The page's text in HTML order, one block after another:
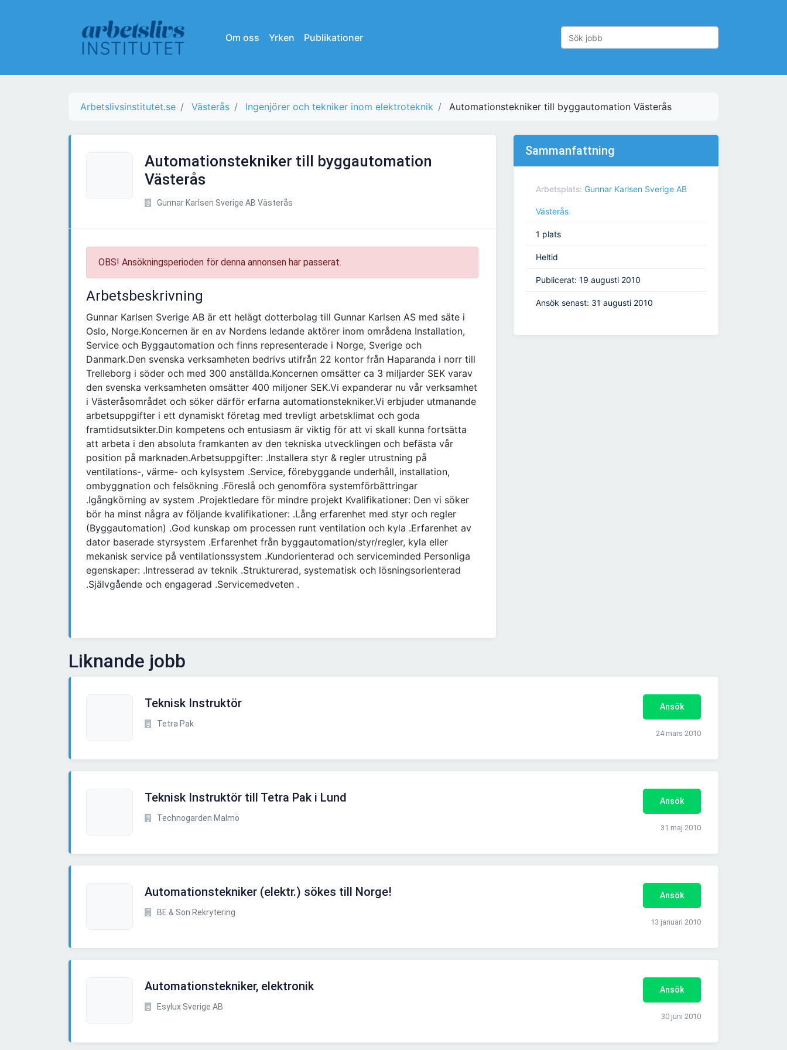
Om oss Yrken Publikationer
Arbetslivsinstitutet.se Västerås Ingenjörer och tekniker inom elektroteknik Automationstekniker till byggautomation Västerås
Automationstekniker till byggautomation
Västerås
Gunnar Karlsen Sverige AB Västerås
OBS! Ansökningsperioden för denna annonsen har passerat.
Arbetsbeskrivning
Gunnar Karlsen Sverige AB är ett helägt dotterbolag till Gunnar Karlsen AS med säte i
Oslo, Norge.Koncernen är en av Nordens ledande aktörer inom områdena Installation,
Service och Byggautomation och finns representerade i Norge, Sverige och
Danmark.Den svenska verksamheten bedrivs utifrån 22 kontor från Haparanda i norr till
Trelleborg i söder och med 300 anställda.Koncernen omsätter ca 3 miljarder SEK varav
den svenska verksamheten omsätter 400 miljoner SEK.Vi expanderar nu vår verksamhet
i Västeråsområdet och söker därför erfarna automationstekniker.Vi erbjuder utmanande
arbetsuppgifter i ett dynamiskt företag med trevligt arbetsklimat och goda
framtidsutsikter.Din kompetens och entusiasm är viktig för att vi skall kunna fortsätta
att arbeta i den absoluta framkanten av den tekniska utvecklingen och befästa vår
position på marknaden.Arbetsuppgifter: .Installera styr & regler utrustning på
ventilations-, värme- och kylsystem .Service, förebyggande underhåll, installation,
ombyggnation och felsökning .Föreslå och genomföra systemförbättringar
.Igångkörning av system .Projektledare för mindre projekt Kvalifikationer: Den vi söker
bör ha minst några av följande kvalifikationer: .Lång erfarenhet med styr och regler
(Byggautomation) .God kunskap om processen runt ventilation och kyla .Erfarenhet av
dator baserade styrsystem .Erfarenhet från byggautomation/styr/regler, kyla eller
mekanisk service på ventilationssystem .Kundorienterad och serviceminded Personliga
egenskaper: .Intresserad av teknik .Strukturerad, systematisk och lösningsorienterad
.Självgående och engagerad .Servicemedveten .
Sammanfattning
Arbetsplats: Gunnar Karlsen Sverige AB
Västerås
1 plats
Heltid
Publicerat: 19 augusti 2010
Ansök senast: 31 augusti 2010
Liknande jobb
Teknisk Instruktör
Tetra Pak
Ansök
24 mars 2010
Teknisk Instruktör till Tetra Pak i Lund
Technogarden Malmö
Ansök
31 maj 2010
Automationstekniker (elektr.) sökes till Norge!
BE & Son Rekrytering
Ansök
13 januari 2010
Automationstekniker, elektronik
Esylux Sverige AB
Ansök
30 juni 2010